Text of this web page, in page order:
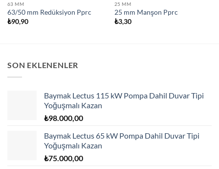
63 MM
63/50 mm Redüksiyon Pprc
₺90,90
25 MM
25 mm Manşon Pprc
₺3,30
SON EKLENENLER
Baymak Lectus 115 kW Pompa Dahil Duvar Tipi
Yoğuşmalı Kazan
₺98.000,00
Baymak Lectus 65 kW Pompa Dahil Duvar Tipi
Yoğuşmalı Kazan
₺75.000,00